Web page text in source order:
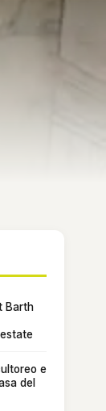
Barth
e
del